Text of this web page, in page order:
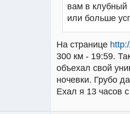
вам в клубный
или больше
На странице
300 км - 19:59.
объехал свой
ночевки. Грубо
Ехал я 13 часов